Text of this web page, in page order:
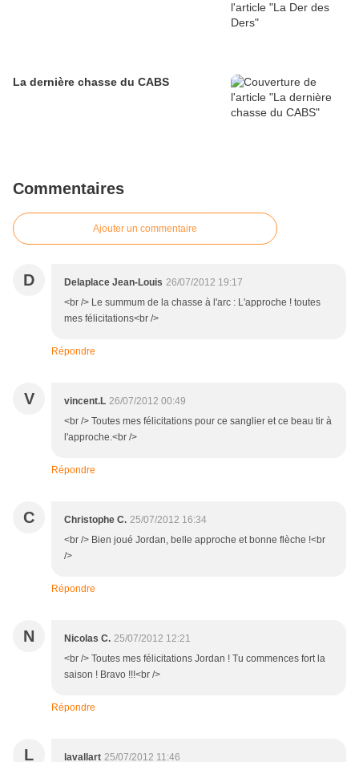
La dernière chasse du CABS
Commentaires
Ajouter un commentaire
D Delaplace Jean-Louis 26/07/2012 19:17
<br /> Le summum de la chasse à l'arc : L'approche ! toutes
mes félicitations<br />
Répondre
V vincent.L 26/07/2012 00:49
<br /> Toutes mes félicitations pour ce sanglier et ce beau tir à
l'approche.<br />
Répondre
C Christophe C. 25/07/2012 16:34
<br /> Bien joué Jordan, belle approche et bonne flèche !<br
/>
Répondre
N Nicolas C. 25/07/2012 12:21
<br /> Toutes mes félicitations Jordan ! Tu commences fort la
saison ! Bravo !!!<br />
Répondre
L lavallart 25/07/2012 11:46